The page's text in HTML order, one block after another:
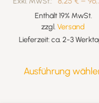
Enthält 19% MwSt.
zzgl. Versand
Lieferzeit: ca. 2-3
Ausführung